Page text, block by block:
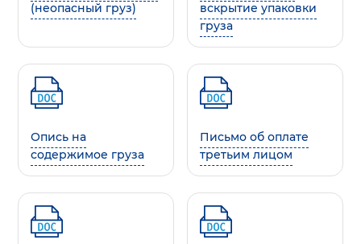
(неопасный груз)
вскрытие упаковки
груза
Опись на
содержимое груза
Письмо об оплате
третьим лицом